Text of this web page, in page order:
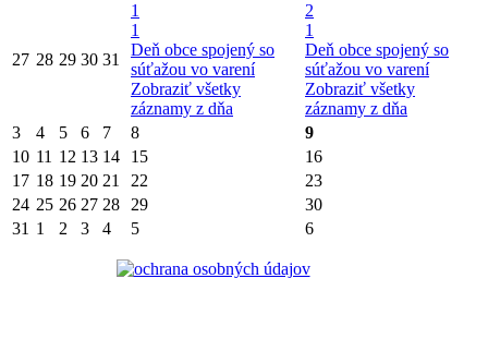
27 28 29 30 31
1
1
Deň obce spojený so
súťažou vo varení
Zobraziť všetky
záznamy z dňa
2
1
Deň obce spojený so
súťažou vo varení
Zobraziť všetky
záznamy z dňa
3
4 5 6 7 8
9
10 11 12 13 14 15
16
17 18 19 20 21 22
23
24 25 26 27 28 29
30
31 1 2 3 4 5 6